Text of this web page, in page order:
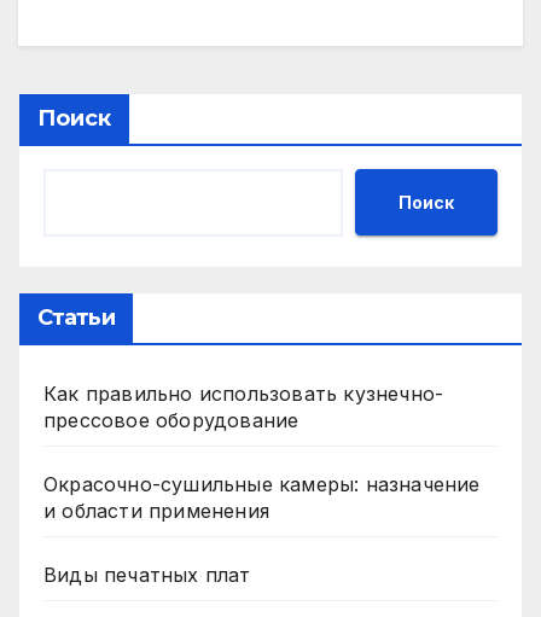
Поиск
Поиск
Статьи
Как правильно использовать кузнечно-
прессовое оборудование
Окрасочно-сушильные камеры: назначение
и области применения
Виды печатных плат